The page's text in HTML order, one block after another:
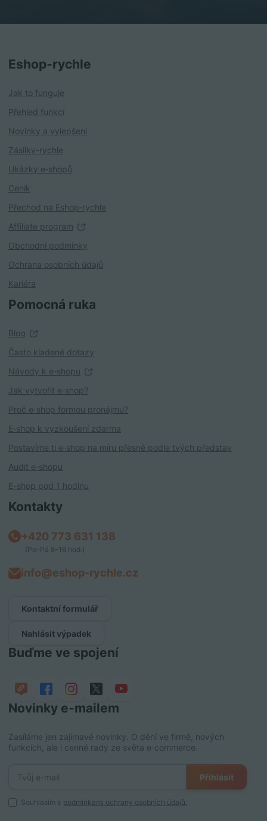
Eshop‑rychle
Jak to funguje
Přehled funkcí
Novinky a vylepšení
Zásilky-rychle
Ukázky e‑shopů
Ceník
Přechod na Eshop‑rychle
Affiliate program
Obchodní podmínky
Ochrana osobních údajů
Kariéra
Pomocná ruka
Blog
Často kladené dotazy
Návody k e‑shopu
Jak vytvořit e‑shop?
Proč e‑shop formou pronájmu?
E‑shop k vyzkoušení zdarma
Postavíme ti e‑shop na míru přesně podle tvých představ
Audit e‑shopu
E-shop pod 1 hodinu
Kontakty
+420 773 631 138
(Po–Pá 8–16 hod.)
info@eshop-rychle.cz
Kontaktní formulář
Nahlásit výpadek
Buďme ve spojení
Novinky e‑mailem
Zasíláme jen zajímavé novinky. O dění ve firmě, nových
funkcích, ale i cenné rady ze světa e‑commerce.
Přihlásit
Souhlasím s podmínkami ochrany osobních údajů.